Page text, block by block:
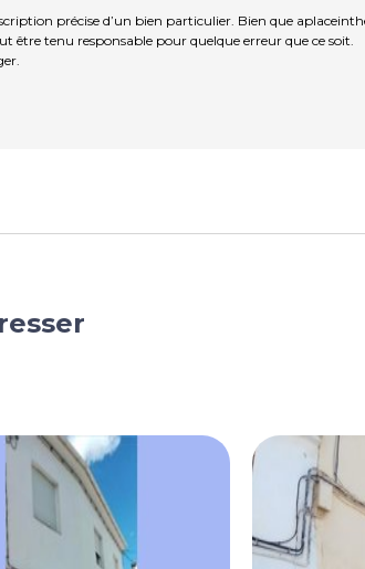
précise d’un bien particulier. Bien que
être tenu responsable pour quelque erreur que ce soit.